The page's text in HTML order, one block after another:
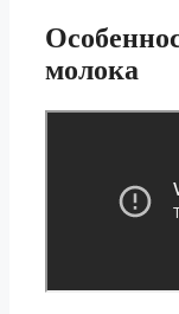
молока